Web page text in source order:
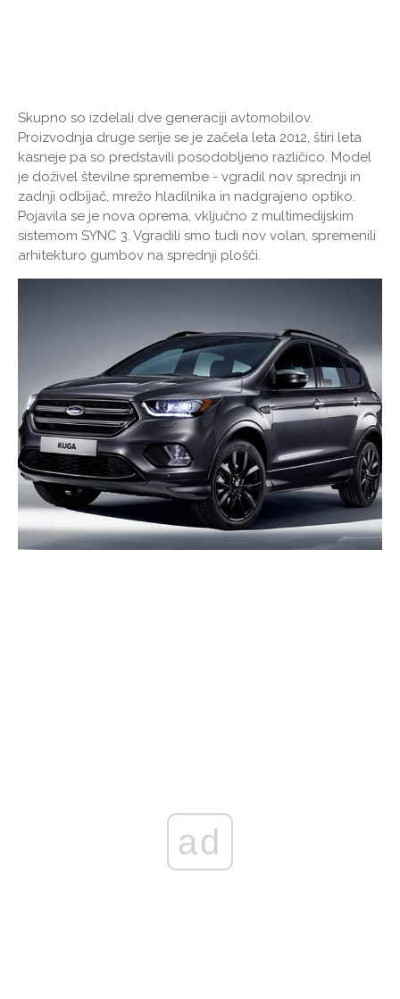
Skupno so izdelali dve generaciji avtomobilov.
Proizvodnja druge serije se je začela leta 2012, štiri leta
kasneje pa so predstavili posodobljeno različico. Model
je doživel številne spremembe - vgradil nov sprednji in
zadnji odbijač, mrežo hladilnika in nadgrajeno optiko.
Pojavila se je nova oprema, vključno z multimedijskim
sistemom SYNC 3. Vgradili smo tudi nov volan, spremenili
arhitekturo gumbov na sprednji plošči.
ad